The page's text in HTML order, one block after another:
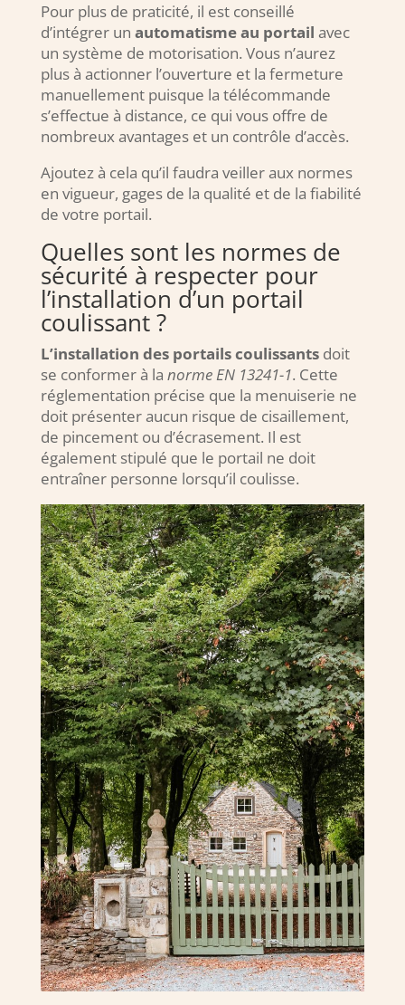
Pour plus de praticité, il est conseillé
d’intégrer un automatisme au portail avec
un système de motorisation. Vous n’aurez
plus à actionner l’ouverture et la fermeture
manuellement puisque la télécommande
s’effectue à distance, ce qui vous offre de
nombreux avantages et un contrôle d’accès.
Ajoutez à cela qu’il faudra veiller aux normes
en vigueur, gages de la qualité et de la fiabilité
de votre portail.
Quelles sont les normes de
sécurité à respecter pour
l’installation d’un portail
coulissant ?
L’installation des portails coulissantsdoit
se conformer à la norme EN 13241-1. Cette
réglementation précise que la menuiserie ne
doit présenter aucun risque de cisaillement,
de pincement ou d’écrasement. Il est
également stipulé que le portail ne doit
entraîner personne lorsqu’il coulisse.